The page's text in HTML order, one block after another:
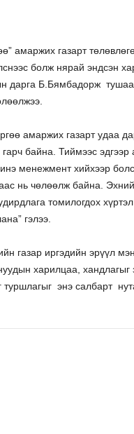
амаржих газарт
болж нярай эндсэн
дарга Б.Бямбадорж
амаржих газарт удаа
байна. Тиймээс
менежмент хийхээр
нь чөлөөлж байна.
томилогдох
гэлээ.
газар иргэдийн эрүүл
харилцаа, хандлагыг
энэ салбарт